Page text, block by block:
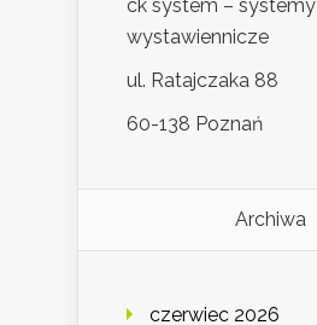
ck system – systemy
wystawiennicze
ul. Ratajczaka 88
60-138 Poznań
Archiwa
czerwiec 2026